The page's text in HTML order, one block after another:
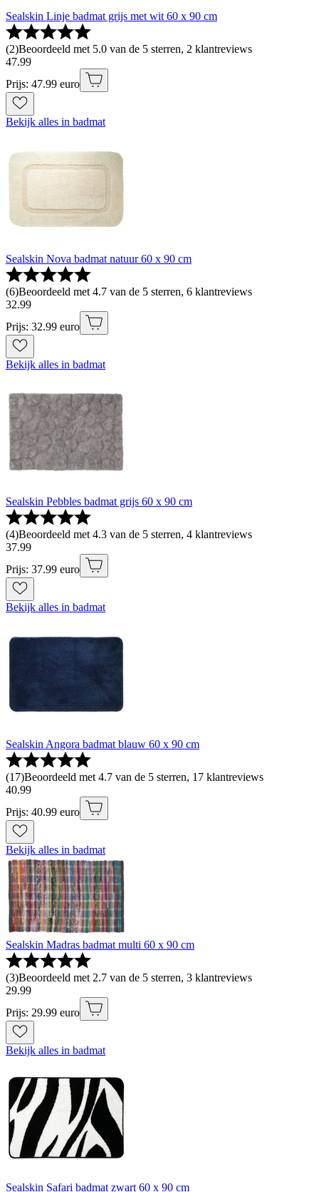
Sealskin Linje badmat grijs met wit 60 x 90 cm
(2)Beoordeeld met 5.0 van de 5 sterren, 2 klantreviews
47.99
Prijs: 47.99 euro
Bekijk alles in badmat
Sealskin Nova badmat natuur 60 x 90 cm
(6)Beoordeeld met 4.7 van de 5 sterren, 6 klantreviews
32.99
Prijs: 32.99 euro
Bekijk alles in badmat
Sealskin Pebbles badmat grijs 60 x 90 cm
(4)Beoordeeld met 4.3 van de 5 sterren, 4 klantreviews
37.99
Prijs: 37.99 euro
Bekijk alles in badmat
Sealskin Angora badmat blauw 60 x 90 cm
(17)Beoordeeld met 4.7 van de 5 sterren, 17 klantreviews
40.99
Prijs: 40.99 euro
Bekijk alles in badmat
Sealskin Madras badmat multi 60 x 90 cm
(3)Beoordeeld met 2.7 van de 5 sterren, 3 klantreviews
29.99
Prijs: 29.99 euro
Bekijk alles in badmat
Sealskin Safari badmat zwart 60 x 90 cm